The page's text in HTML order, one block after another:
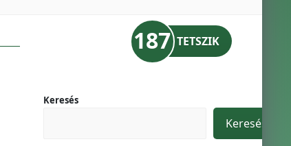
187 TETSZIK
Keresés
Keresés